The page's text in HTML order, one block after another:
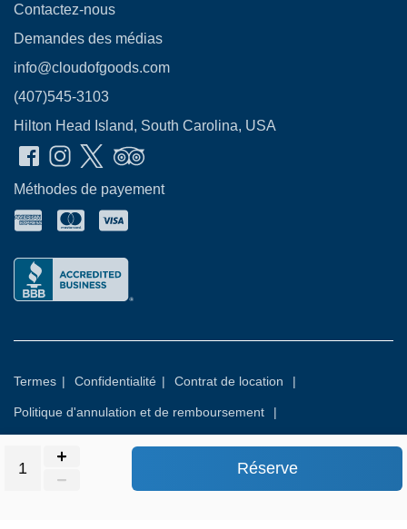
Réserve
Contactez-nous
Demandes des médias
info@cloudofgoods.com
(407)545-3103
Hilton Head Island, South Carolina, USA
Méthodes de payement
Termes | Confidentialité | Contrat de location |
Politique d'annulation et de remboursement |
Rental Commerce Inc.